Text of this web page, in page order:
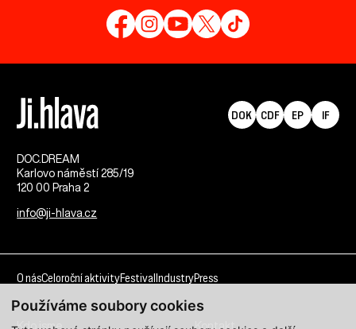
Používáme soubory cookies
DOC.DREAM​
Karlovo náměstí 285/19
120 00 Praha 2
info@ji-hlava.cz
DOK CDF EP IF
O násCeloroční aktivityFestival IndustryPress
Kdo jsme Kontakt